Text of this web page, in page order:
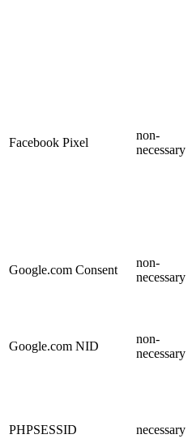
Facebook Pixel
non-
necessary
Google.com Consent
non-
necessary
Google.com NID
non-
necessary
PHPSESSID necessary